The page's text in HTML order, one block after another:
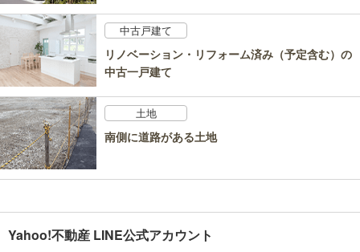
中古戸建て
リノベーション・リフォーム済み（予定含む）の
中古一戸建て
土地
南側に道路がある土地
Yahoo!不動産 LINE公式アカウント